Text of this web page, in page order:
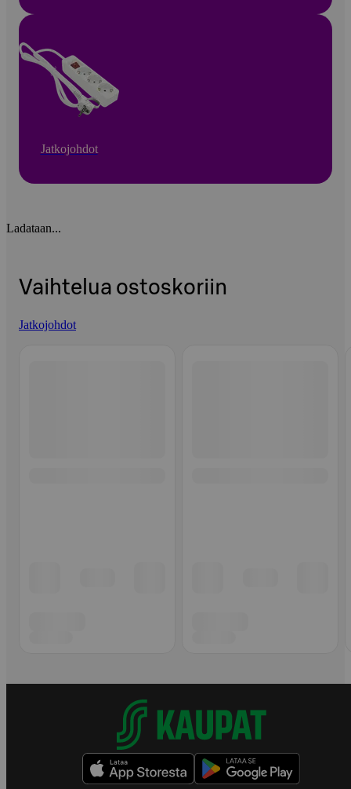
Jatkojohdot
Ladataan...
Vaihtelua ostoskoriin
Jatkojohdot